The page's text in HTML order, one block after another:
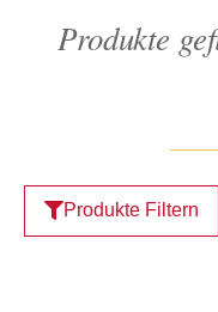
Produkte
Produkte Filtern